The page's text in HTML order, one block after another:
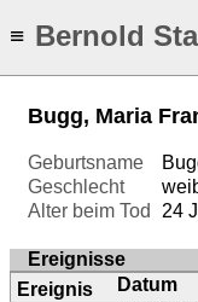
≡ Bernold
Bugg, Maria
Geburtsname
Geschlecht
Alter beim Tod
24
Ereignisse
Ereignis
Datum